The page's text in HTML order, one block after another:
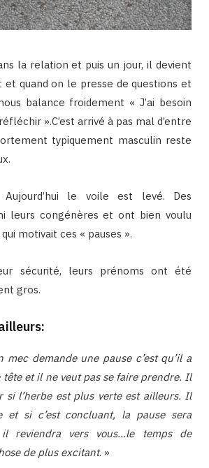
la relation et puis un jour, il devient
quand on le presse de questions et
balance froidement « J’ai besoin
».C’est arrivé à pas mal d’entre
typiquement masculin reste
Aujourd’hui le voile est levé. Des
leurs congénères et ont bien voulu
motivait ces « pauses ».
sécurité, leurs prénoms ont été
gros.
mec demande une pause c’est qu’il a
tête et il ne veut pas se faire prendre. Il
si l’herbe est plus verte est ailleurs. Il
et si c’est concluant, la pause sera
reviendra vers vous…le temps de
de plus excitant. »